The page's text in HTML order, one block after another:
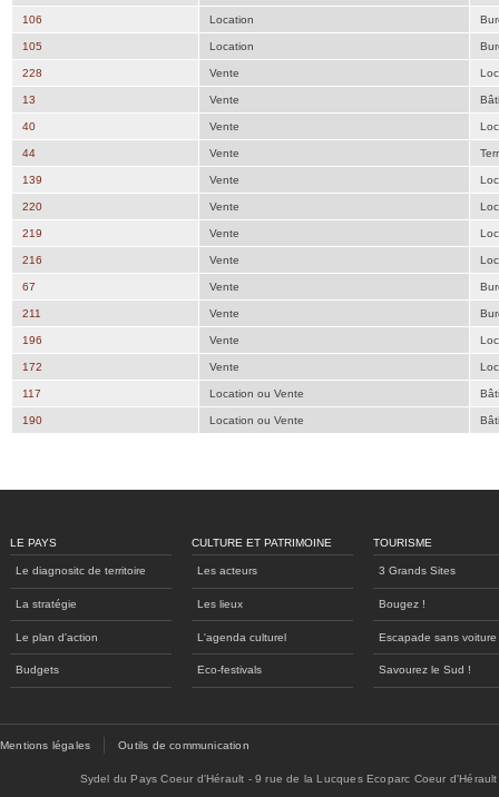
106 Location
105 Location
228 Vente
13 Vente
40 Vente
44 Vente
139 Vente
220 Vente
219 Vente
216 Vente
67 Vente
211 Vente
196 Vente
172 Vente
117 Location ou Vente
190 Location ou Vente
LE PAYS
Le diagnositc de territoire
La stratégie
Le plan d'action
Budgets
CULTURE ET PATRIMOINE
Les acteurs
Les lieux
L'agenda culturel
Eco-festivals
TOURISME
3 Grands Sites
Bougez !
Escapade sans voiture
Savourez le Sud !
Mentions légales Outils de communication
Sydel du Pays Coeur d'Hérault - 9 rue de la Lucques Ecoparc Coeur